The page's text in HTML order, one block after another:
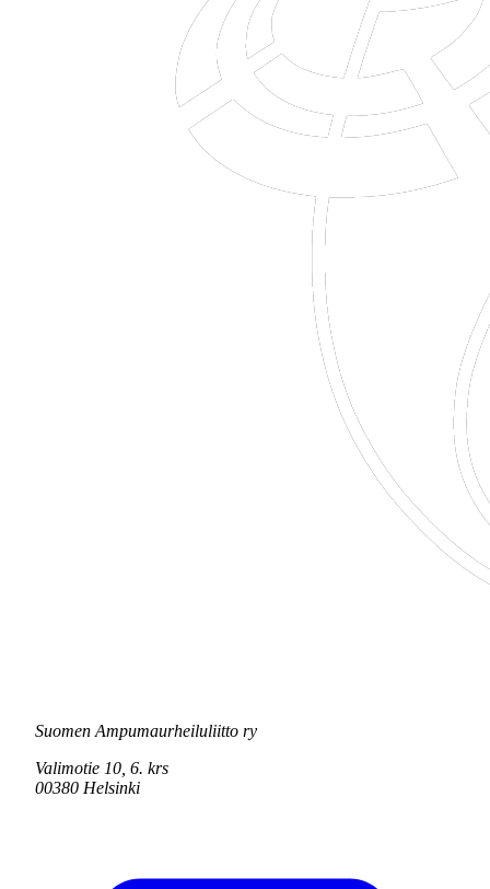
Suomen Ampumaurheiluliitto ry
Valimotie 10, 6. krs
00380 Helsinki